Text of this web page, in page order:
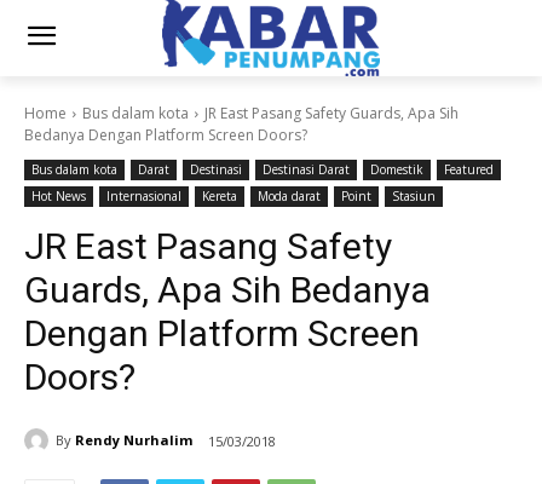
Home Bus dalam kota
JR East Pasang Safety Guards, Apa Sih
Bedanya Dengan Platform Screen Doors?
Bus dalam kota Darat Destinasi Destinasi Darat Domestik
Featured
Hot News
Internasional Kereta Moda darat Point Stasiun
JR East Pasang Safety
Guards, Apa Sih Bedanya
Dengan Platform Screen
Doors?
By Rendy Nurhalim 15/03/2018